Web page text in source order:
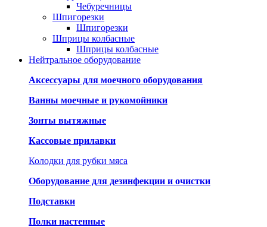
Чебуречницы
Шпигорезки
Шпигорезки
Шприцы колбасные
Шприцы колбасные
Нейтральное оборудование
Аксессуары для моечного оборудования
Ванны моечные и рукомойники
Зонты вытяжные
Кассовые прилавки
Колодки для рубки мяса
Оборудование для дезинфекции и очистки
Подставки
Полки настенные